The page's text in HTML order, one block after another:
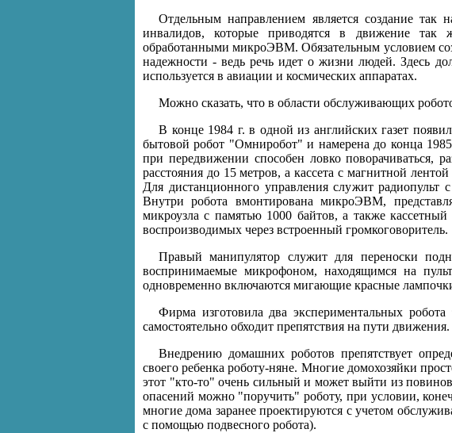
Отдельным направлением является создание так
инвалидов, которые приводятся в движение так
обработанными микроЭВМ. Обязательным условием
надежности - ведь речь идет о жизни людей. Здесь
используется в авиации и космических аппаратах.
Можно сказать, что в области обслуживающих
В конце 1984 г. в одной из английских газет
бытовой робот "Омниробот" и намерена до конца
при передвижении способен ловко поворачиваться,
расстояния до 15 метров, а кассета с магнитной
Для дистанционного управления служит радиопульт
Внутри робота вмонтирована микроЭВМ,
микроузла с памятью 1000 байтов, а также
воспроизводимых через встроенный громкоговоритель.
Правый манипулятор служит для переноски
воспринимаемые микрофоном, находящимся на
одновременно включаются мигающие красные
Фирма изготовила два экспериментальных
самостоятельно обходит препятствия на пути движения.
Внедрению домашних роботов препятствует
своего ребенка роботу-няне. Многие домохозяйки
этот "кто-то" очень сильный и может выйти из
опасений можно "поручить" роботу, при условии,
многие дома заранее проектируются с учетом
с помощью подвесного робота).